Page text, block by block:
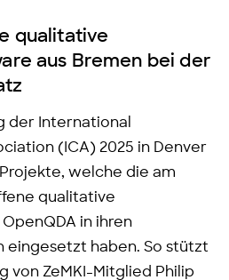
qualitative
aus Bremen bei der
der International
(ICA) 2025 in Denver
welche die am
qualitative
in ihren
eingesetzt haben. So stützt
von ZeMKI-Mitglied Philip